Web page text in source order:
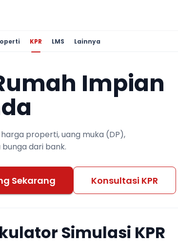
KPR LMS Lainnya
Impian
properti, uang muka (DP),
dari bank.
Sekarang Konsultasi KPR
Simulasi KPR